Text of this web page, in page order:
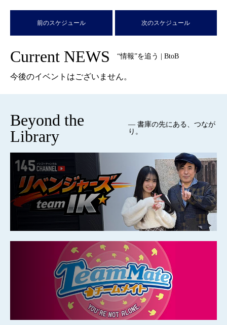
前のスケジュール 次のスケジュール
Current NEWS “情報”を追う | BtoB
今後のイベントはございません。
Beyond the
Library
— 書庫の先にある、つなが
り。